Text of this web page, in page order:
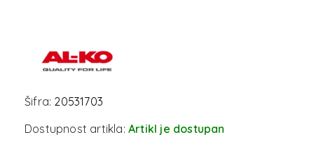
Šifra: 20531703
Dostupnost artikla: Artikl je dostupan